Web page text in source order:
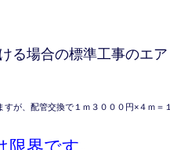
る場合の標準工事のエア
が、配管交換で１ｍ３０００円×４ｍ＝１